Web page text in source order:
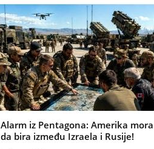
Alarm iz Pentagona: Amerika mora
da bira između Izraela i Rusije!